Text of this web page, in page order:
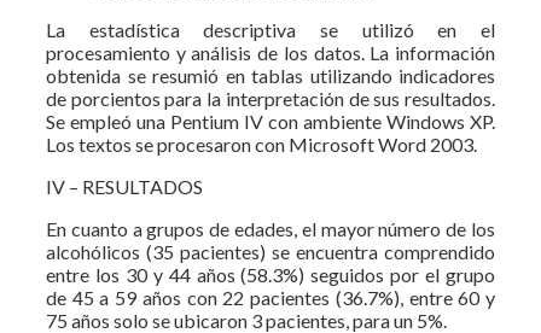
La estadística descriptiva se utilizó en el
procesamiento y análisis de los datos. La información
obtenida se resumió en tablas utilizando indicadores
de porcientos para la interpretación de sus resultados.
Se empleó una Pentium IV con ambiente Windows XP.
Los textos se procesaron con Microsoft Word 2003.
IV – RESULTADOS
En cuanto a grupos de edades, el mayor número de los
alcohólicos (35 pacientes) se encuentra comprendido
entre los 30 y 44 años (58.3%) seguidos por el grupo
de 45 a 59 años con 22 pacientes (36.7%), entre 60 y
75 años solo se ubicaron 3 pacientes, para un 5%.